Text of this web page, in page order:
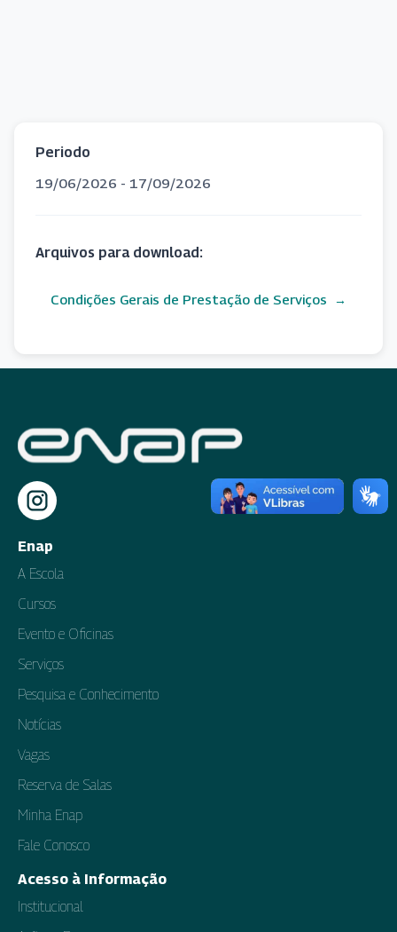
Periodo
19/06/2026 - 17/09/2026
Arquivos para download:
Condições Gerais de Prestação de Serviços
Enap
A Escola
Cursos
Evento e Oficinas
Serviços
Pesquisa e Conhecimento
Notícias
Vagas
Reserva de Salas
Minha Enap
Fale Conosco
Acesso à Informação
Institucional